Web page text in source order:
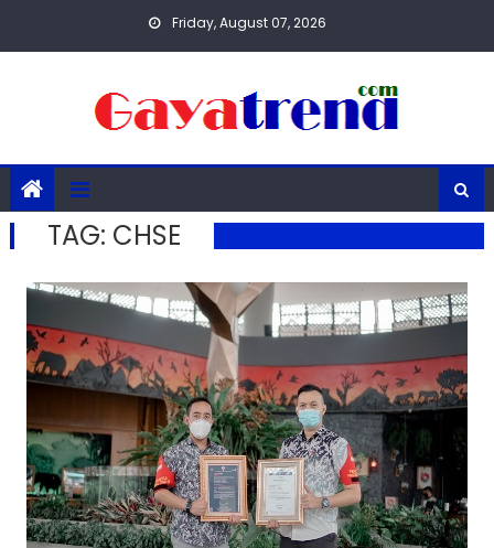
Friday, August 07, 2026
TAG: CHSE